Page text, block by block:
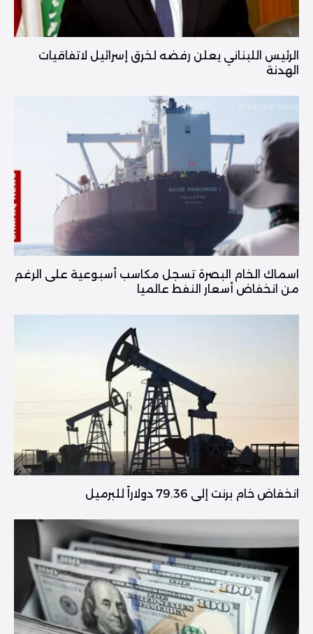
الرئيس اللبناني يعلن رفضه لخرق إسرائيل لاتفاقيات
الهدنة
اسماك الخام البصرة تسجل مكاسب أسبوعية على الرغم
من انخفاض أسعار النفط عالميا
انخفاض خام برنت إلى 79.36 دولاراً للبرميل